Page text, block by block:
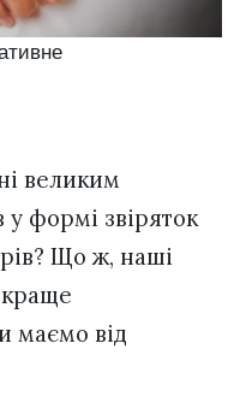
великим
у формі звіряток
Що ж, наші
маємо від